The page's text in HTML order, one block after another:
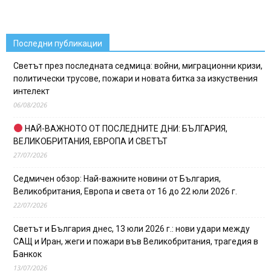
Последни публикации
Светът през последната седмица: войни, миграционни кризи,
политически трусове, пожари и новата битка за изкуствения
интелект
06/08/2026
НАЙ-ВАЖНОТО ОТ ПОСЛЕДНИТЕ ДНИ: БЪЛГАРИЯ,
ВЕЛИКОБРИТАНИЯ, ЕВРОПА И СВЕТЪТ
27/07/2026
Седмичен обзор: Най-важните новини от България,
Великобритания, Европа и света от 16 до 22 юли 2026 г.
22/07/2026
Светът и България днес, 13 юли 2026 г.: нови удари между
САЩ и Иран, жеги и пожари във Великобритания, трагедия в
Банкок
13/07/2026